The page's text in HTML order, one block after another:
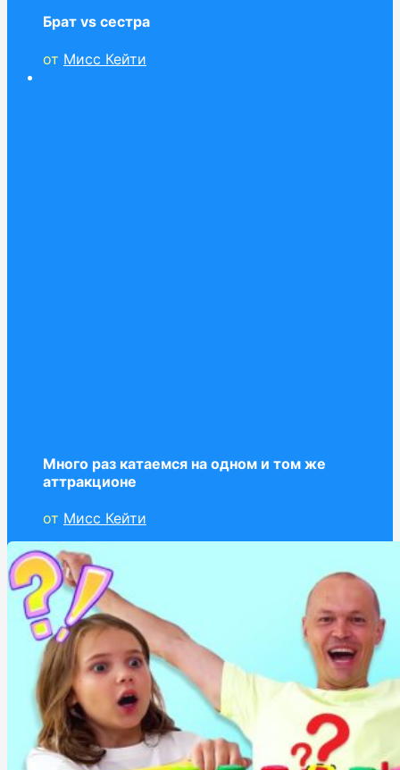
Брат vs сестра
от Мисс Кейти
Много раз катаемся на одном и том же
аттракционе
от Мисс Кейти